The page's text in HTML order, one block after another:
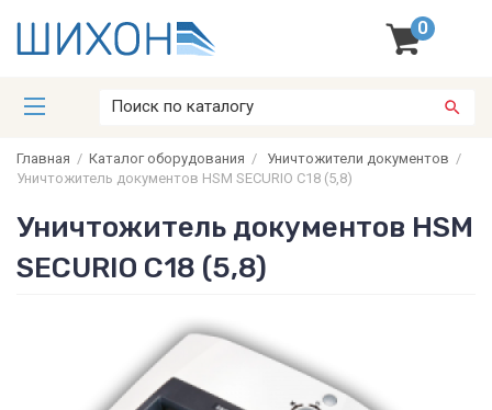
0
Главная / Каталог оборудования / Уничтожители документов /
Уничтожитель документов HSM SECURIO C18 (5,8)
Уничтожитель документов HSM
SECURIO C18 (5,8)